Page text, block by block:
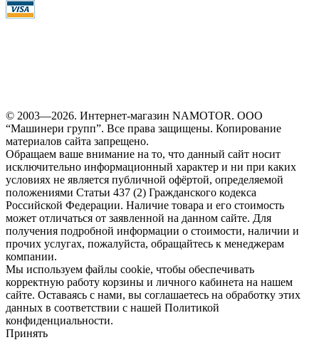
© 2003—2026. Интернет-магазин NAMOTOR. ООО
“Машинери групп”. Все права защищены. Копирование
материалов сайта запрещено.
Обращаем ваше внимание на то, что данный сайт носит
исключительно информационный характер и ни при каких
условиях не является публичной офёртой, определяемой
положениями Статьи 437 (2) Гражданского кодекса
Российской Федерации. Наличие товара и его стоимость
может отличаться от заявленной на данном сайте. Для
получения подробной информации о стоимости, наличии и
прочих услугах, пожалуйста, обращайтесь к менеджерам
компании.
Мы используем файлы cookie, чтобы обеспечивать
корректную работу корзины и личного кабинета на нашем
сайте. Оставаясь с нами, вы соглашаетесь на обработку этих
данных в соответствии с нашей Политикой
конфиденциальности.
Принять